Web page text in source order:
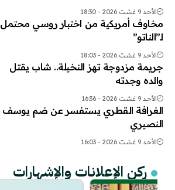
الأحد 9 غشت 2026 - 18:30
مخاوف أمريكية من اختبار روسي محتمل
لـ”الناتو”
الأحد 9 غشت 2026 - 18:03
جريمة مزدوجة تهز النخيلة.. شاب يقتل
والده وجدته
الأحد 9 غشت 2026 - 16:36
الغرافة القطري يستفسر عن ضم يوسف
النصيري
الأحد 9 غشت 2026 - 16:03
ركن الإعلانات والإشهارات